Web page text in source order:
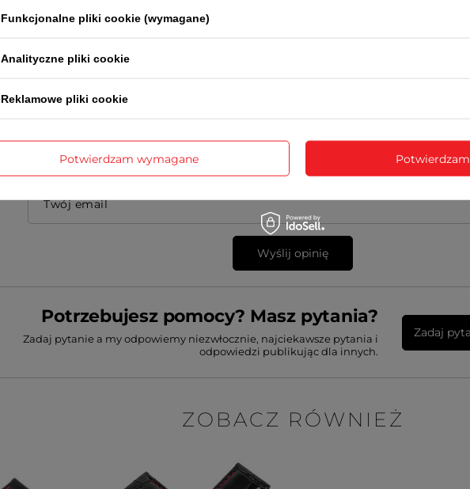
Dodaj własne zdjęcie produktu:
Twoje imię
Twój email
Wyślij opinię
Potrzebujesz pomocy? Masz pytania?
Zadaj pytanie a my odpowiemy niezwłocznie, najciekawsze pytania i
odpowiedzi publikując dla innych.
Zadaj
ZOBACZ RÓWNIEŻ
Funkcjonalne pliki cookie (wymagane)
Analityczne pliki cookie
Reklamowe pliki cookie
Potwierdzam wymagane